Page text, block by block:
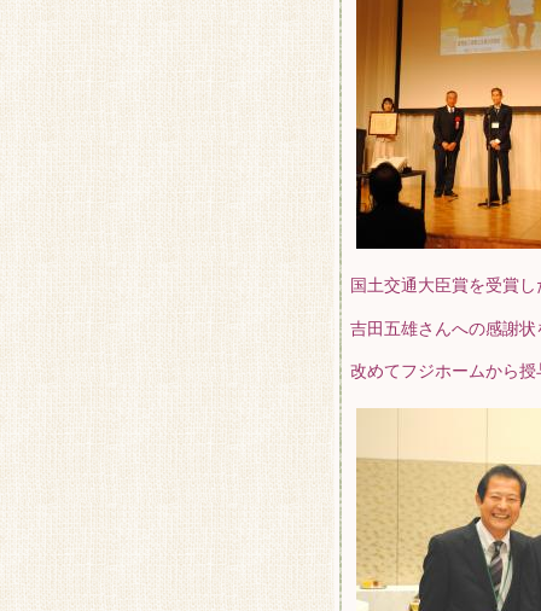
国土交通大臣賞を受賞し
吉田五雄さんへの感謝状
改めてフジホームから